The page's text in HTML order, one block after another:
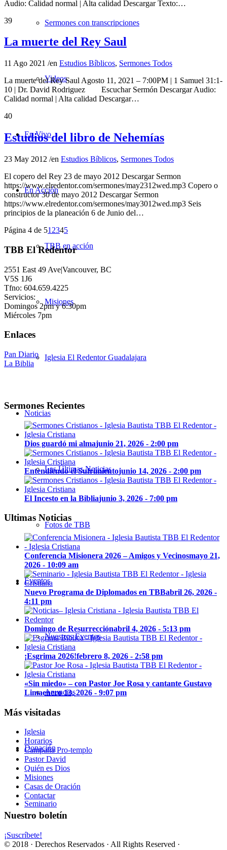
Sermones con transcripciones
Videos
En Vivo
En Acción
TBB en acción
Misiones
Iglesia El Redentor Guadalajara
Noticias
Las Últimas Noticias
Fotos de TBB
Eventos
Nuestros Eventos
Anuncios
Donación
Seminario
Audio: Calidad normal | Alta calidad Descargar Texto:…
39
La muerte del Rey Saul
11 Ago 2021 /en Estudios Bíblicos, Sermones Todos
La muerte del Rey Saul Agosto 11, 2021 – 7:00PM | 1 Samuel 31:1-
10 | Dr. David Rodriguez Escuchar Sermón Descargar Audio:
Calidad normal | Alta calidad Descargar…
40
Estudios del libro de Nehemías
23 May 2012 /en Estudios Bíblicos, Sermones Todos
El copero del Rey 23 de mayo 2012 Descargar Sermon
https://www.elredentor.com/sermones/may2312wed.mp3 Copero o
constructor 30 de mayo 2012 Descargar Sermon
https://www.elredentor.com/sermones/may3012wed.mp3 Seis
principios de la planeación 6 de Junio del…
Página 4 de 51 2345
TBB El Redentor
2551 East 49 Ave|Vancouver, BC
V5S 1J6
Tfno: 604.659.4225
Servicios:
Domingos 2pm y 6:30pm
Miércoles 7pm
Enlaces
Pan Diario
La Biblia
Sermones Recientes
Dios guardó mi almajunio 21, 2026 - 2:00 pm
Entendiendo el Sufrimientojunio 14, 2026 - 2:00 pm
El Incesto en la Bibliajunio 3, 2026 - 7:00 pm
Ultimas Noticias
Conferencia Misionera 2026 – Amigos y Vecinosmayo 21,
2026 - 10:09 am
Nuevo Programa de Diplomados en TBBabril 26, 2026 -
4:11 pm
Domingo de Resurrecciónabril 4, 2026 - 5:13 pm
¡Esgrima 2026!febrero 8, 2026 - 2:58 pm
«Sin miedo» – con Pastor Joe Rosa y cantante Gustavo
Limaenero 13, 2026 - 9:07 pm
Más visitadas
Iglesia
Horarios
Campaña Pro-templo
Pastor David
Quién es Dios
Misiones
Casas de Oración
Contactar
Nuestro boletín
¡Suscríbete!
© 2018 · Derechos Reservados · All Rights Reserved ·